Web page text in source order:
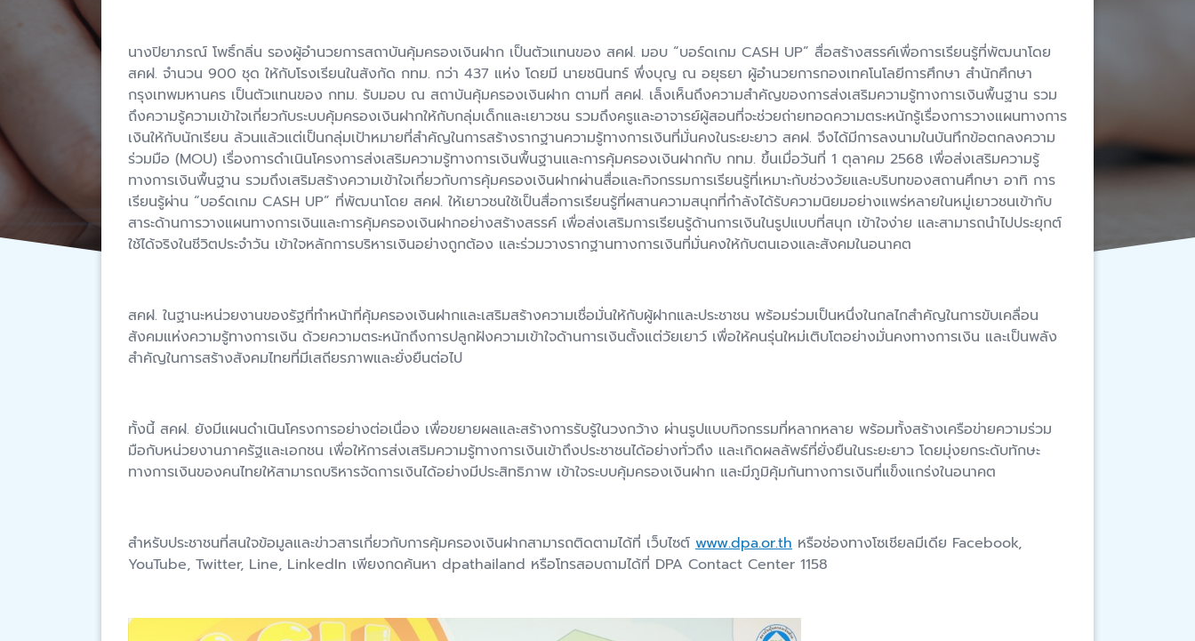
นางปิยาภรณ์ โพธิ์กลิ่น รองผู้อำนวยการสถาบันคุ้มครองเงินฝาก เป็นตัวแทนของ สคฝ. มอบ “บอร์ดเกม CASH UP” สื่อสร้างสรรค์เพื่อการเรียนรู้ที่พัฒนาโดย
สคฝ. จำนวน 900 ชุด ให้กับโรงเรียนในสังกัด กทม. กว่า 437 แห่ง โดยมี นายชนินทร์ พึ่งบุญ ณ อยุธยา ผู้อำนวยการกองเทคโนโลยีการศึกษา สำนักศึกษา
กรุงเทพมหานคร เป็นตัวแทนของ กทม. รับมอบ ณ สถาบันคุ้มครองเงินฝาก ตามที่ สคฝ. เล็งเห็นถึงความสำคัญของการส่งเสริมความรู้ทางการเงินพื้นฐาน รวม
ถึงความรู้ความเข้าใจเกี่ยวกับระบบคุ้มครองเงินฝากให้กับกลุ่มเด็กและเยาวชน รวมถึงครูและอาจารย์ผู้สอนที่จะช่วยถ่ายทอดความตระหนักรู้เรื่องการวางแผนทางการ
เงินให้กับนักเรียน ล้วนแล้วแต่เป็นกลุ่มเป้าหมายที่สำคัญในการสร้างรากฐานความรู้ทางการเงินที่มั่นคงในระยะยาว สคฝ. จึงได้มีการลงนามในบันทึกข้อตกลงความ
ร่วมมือ (MOU) เรื่องการดำเนินโครงการส่งเสริมความรู้ทางการเงินพื้นฐานและการคุ้มครองเงินฝากกับ กทม. ขึ้นเมื่อวันที่ 1 ตุลาคม 2568 เพื่อส่งเสริมความรู้
ทางการเงินพื้นฐาน รวมถึงเสริมสร้างความเข้าใจเกี่ยวกับการคุ้มครองเงินฝากผ่านสื่อและกิจกรรมการเรียนรู้ที่เหมาะกับช่วงวัยและบริบทของสถานศึกษา อาทิ การ
เรียนรู้ผ่าน “บอร์ดเกม CASH UP” ที่พัฒนาโดย สคฝ. ให้เยาวชนใช้เป็นสื่อการเรียนรู้ที่ผสานความสนุกที่กำลังได้รับความนิยมอย่างแพร่หลายในหมู่เยาวชนเข้ากับ
สาระด้านการวางแผนทางการเงินและการคุ้มครองเงินฝากอย่างสร้างสรรค์ เพื่อส่งเสริมการเรียนรู้ด้านการเงินในรูปแบบที่สนุก เข้าใจง่าย และสามารถนำไปประยุกต์
ใช้ได้จริงในชีวิตประจำวัน เข้าใจหลักการบริหารเงินอย่างถูกต้อง และร่วมวางรากฐานทางการเงินที่มั่นคงให้กับตนเองและสังคมในอนาคต
สคฝ. ในฐานะหน่วยงานของรัฐที่ทำหน้าที่คุ้มครองเงินฝากและเสริมสร้างความเชื่อมั่นให้กับผู้ฝากและประชาชน พร้อมร่วมเป็นหนึ่งในกลไกสำคัญในการขับเคลื่อน
สังคมแห่งความรู้ทางการเงิน ด้วยความตระหนักถึงการปลูกฝังความเข้าใจด้านการเงินตั้งแต่วัยเยาว์ เพื่อให้คนรุ่นใหม่เติบโตอย่างมั่นคงทางการเงิน และเป็นพลัง
สำคัญในการสร้างสังคมไทยที่มีเสถียรภาพและยั่งยืนต่อไป
ทั้งนี้ สคฝ. ยังมีแผนดำเนินโครงการอย่างต่อเนื่อง เพื่อขยายผลและสร้างการรับรู้ในวงกว้าง ผ่านรูปแบบกิจกรรมที่หลากหลาย พร้อมทั้งสร้างเครือข่ายความร่วม
มือกับหน่วยงานภาครัฐและเอกชน เพื่อให้การส่งเสริมความรู้ทางการเงินเข้าถึงประชาชนได้อย่างทั่วถึง และเกิดผลลัพธ์ที่ยั่งยืนในระยะยาว โดยมุ่งยกระดับทักษะ
ทางการเงินของคนไทยให้สามารถบริหารจัดการเงินได้อย่างมีประสิทธิภาพ เข้าใจระบบคุ้มครองเงินฝาก และมีภูมิคุ้มกันทางการเงินที่แข็งแกร่งในอนาคต
สำหรับประชาชนที่สนใจข้อมูลและข่าวสารเกี่ยวกับการคุ้มครองเงินฝากสามารถติดตามได้ที่ เว็บไซต์ www.dpa.or.th หรือช่องทางโซเชียลมีเดีย Facebook,
YouTube, Twitter, Line, LinkedIn เพียงกดค้นหา dpathailand หรือโทรสอบถามได้ที่ DPA Contact Center 1158